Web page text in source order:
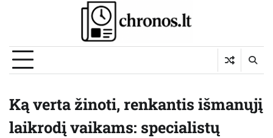
Ką verta žinoti, renkantis išmanųjį
laikrodį vaikams: specialistų